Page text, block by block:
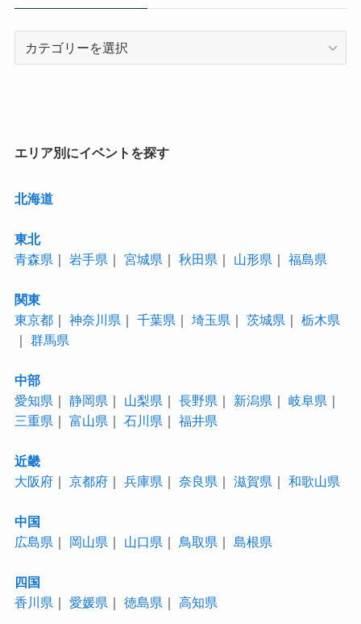
エリア別にイベントを探す
北海道
東北
青森県 ｜ 岩手県 ｜ 宮城県 ｜ 秋田県 ｜ 山形県 ｜ 福島県
関東
東京都｜ 神奈川県 ｜ 千葉県 ｜ 埼玉県 ｜ 茨城県 ｜ 栃木県
｜ 群馬県
中部
愛知県 ｜ 静岡県 ｜ 山梨県 ｜ 長野県 ｜ 新潟県 ｜ 岐阜県 ｜
三重県 ｜ 富山県 ｜ 石川県 ｜ 福井県
近畿
大阪府｜ 京都府｜ 兵庫県 ｜ 奈良県 ｜ 滋賀県 ｜ 和歌山県
中国
広島県 ｜ 岡山県 ｜ 山口県 ｜ 鳥取県 ｜ 島根県
四国
香川県 ｜ 愛媛県 ｜ 徳島県 ｜ 高知県